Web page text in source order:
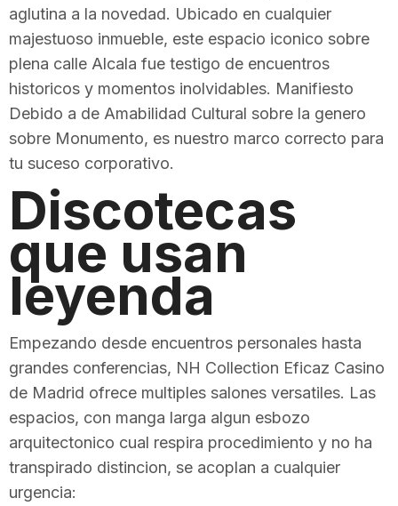
aglutina a la novedad. Ubicado en cualquier
majestuoso inmueble, este espacio iconico sobre
plena calle Alcala fue testigo de encuentros
historicos y momentos inolvidables. Manifiesto
Debido a de Amabilidad Cultural sobre la genero
sobre Monumento, es nuestro marco correcto para
tu suceso corporativo.
Discotecas
que usan
leyenda
Empezando desde encuentros personales hasta
grandes conferencias, NH Collection Eficaz Casino
de Madrid ofrece multiples salones versatiles. Las
espacios, con manga larga algun esbozo
arquitectonico cual respira procedimiento y no ha
transpirado distincion, se acoplan a cualquier
urgencia: